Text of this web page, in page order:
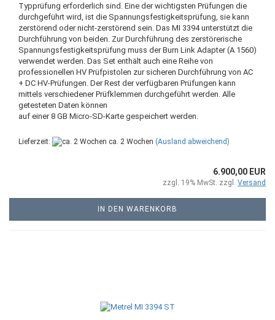
Typprüfung erforderlich sind. Eine der wichtigsten Prüfungen die
durchgeführt wird, ist die Spannungsfestigkeitsprüfung, sie kann
zerstörend oder nicht-zerstörend sein. Das MI 3394 unterstützt die
Durchführung von beiden. Zur Durchführung des zerstörerische
Spannungsfestigkeitsprüfung muss der Burn Link Adapter (A 1560)
verwendet werden. Das Set enthält auch eine Reihe von
professionellen HV Prüfpistolen zur sicheren Durchführung von AC
+ DC HV-Prüfungen. Der Rest der verfügbaren Prüfungen kann
mittels verschiedener Prüfklemmen durchgeführt werden. Alle
getesteten Daten können
auf einer 8 GB Micro-SD-Karte gespeichert werden.
Lieferzeit: ca. 2 Wochen (Ausland abweichend)
6.900,00 EUR
zzgl. 19% MwSt. zzgl. Versand
IN DEN WARENKORB